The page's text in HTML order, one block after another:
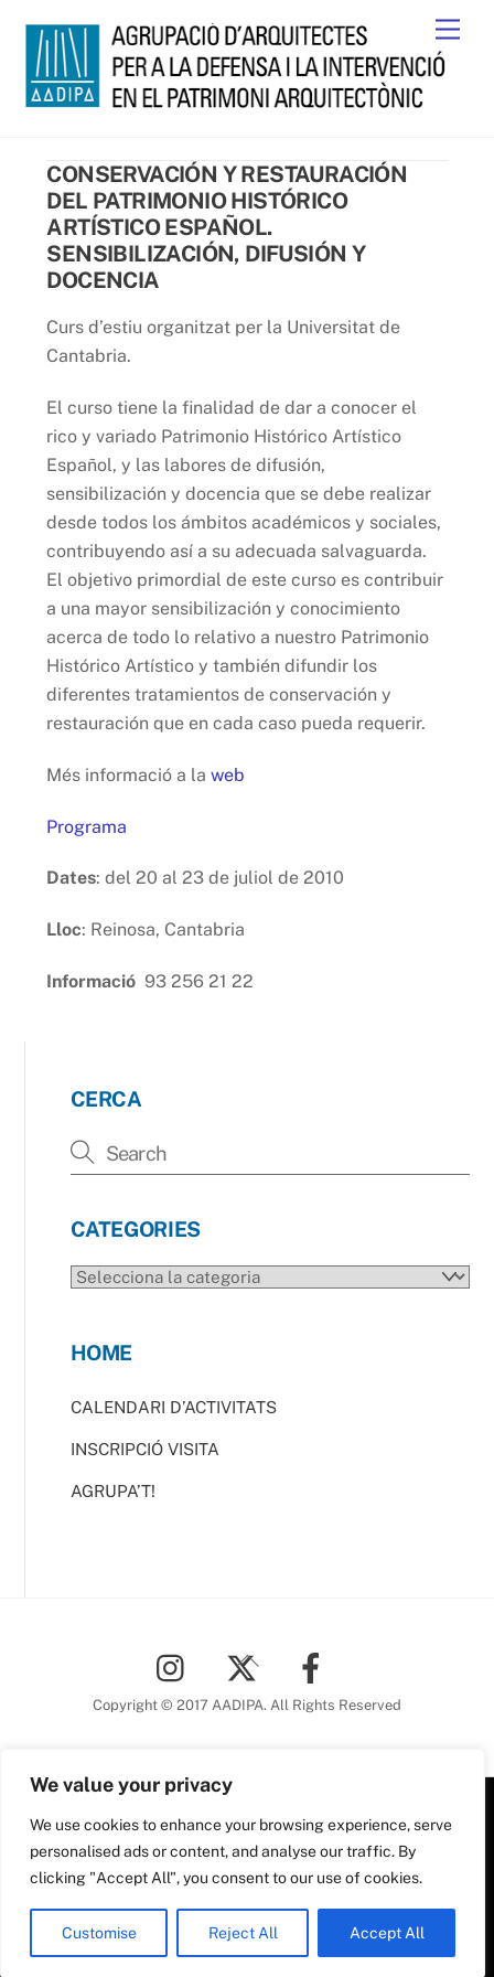
We value your privacy
We use cookies to enhance your browsing experience, serve
personalised ads or content, and analyse our traffic. By
clicking "Accept All", you consent to our use of cookies.
Customise Reject All Accept All
content
CONSERVACIÓN Y RESTAURACIÓN
DEL PATRIMONIO HISTÓRICO
ARTÍSTICO ESPAÑOL.
SENSIBILIZACIÓN, DIFUSIÓN Y
DOCENCIA
Curs d’estiu organitzat per la Universitat de
Cantabria.
El curso tiene la finalidad de dar a conocer el
rico y variado Patrimonio Histórico Artístico
Español, y las labores de difusión,
sensibilización y docencia que se debe realizar
desde todos los ámbitos académicos y sociales,
contribuyendo así a su adecuada salvaguarda.
El objetivo primordial de este curso es contribuir
a una mayor sensibilización y conocimiento
acerca de todo lo relativo a nuestro Patrimonio
Histórico Artístico y también difundir los
diferentes tratamientos de conservación y
restauración que en cada caso pueda requerir.
Més informació a la web
Programa
Dates: del 20 al 23 de juliol de 2010
Lloc: Reinosa, Cantabria
Informació 93 256 21 22
CERCA
CATEGORIES
CATEGORIES
HOME
CALENDARI D’ACTIVITATS
INSCRIPCIÓ VISITA
AGRUPA’T!
To
Top
Copyright © 2017 AADIPA. All Rights Reserved
08002 Barcelona
Plaça Nova, 5 6a planta
08002 Barcelona
Tel. 93 306 78 28
aadipa@coac.net